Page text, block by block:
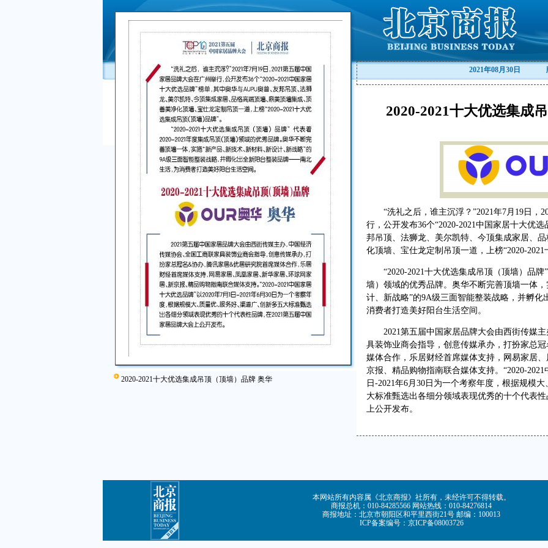
2020-2021十大优选集成吊顶（顶墙）品牌 奥华
2021年08月30日
2020-2021十大优选集成
“洗礼之后，谁主沉浮？”2021年7月19日，
行，公开发布36个“2020-2021中国家居十大优
邦吊顶、法狮龙、美尔凯特、今顶集成家居、
化顶墙、宝仕龙定制吊顶一道，上榜“2020-
“2020-2021十大优选集成吊顶（顶墙）品牌”
墙）领域的优秀品牌。奥华不断完善顶墙一体
计、新战略”的9A级三面智能整装战略，并孵
消费者打造美好阳台生活空间。
2021第五届中国家居品牌大会由西街传媒主
具装饰业商会指导，创意传媒承办，打扮家总
媒体合作，乐居财经首席媒体支持，网易家居
京报、精品购物指南联合媒体支持。“2020-
日-2021年6月30日为一个考察年度，根据规模
大标准甄选出各细分领域表现优秀的十个代表
上公开发布。
本网站所有内容属《北京商报》社所有，未经许可不得转载。
商报总机：010-84285566 网站热线：010-84276814
商报地址：北京市朝阳区和平里西街21号 邮编：100013
ICP备案编号：京ICP备08003726